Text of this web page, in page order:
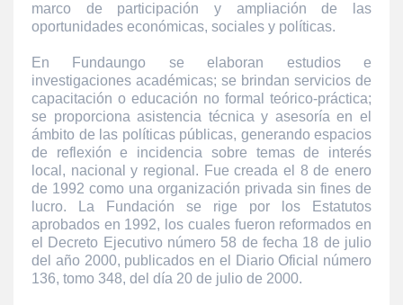
marco de participación y ampliación de las
oportunidades económicas, sociales y políticas.
En Fundaungo se elaboran estudios e
investigaciones académicas; se brindan servicios de
capacitación o educación no formal teórico-práctica;
se proporciona asistencia técnica y asesoría en el
ámbito de las políticas públicas, generando espacios
de reflexión e incidencia sobre temas de interés
local, nacional y regional. Fue creada el 8 de enero
de 1992 como una organización privada sin fines de
lucro. La Fundación se rige por los Estatutos
aprobados en 1992, los cuales fueron reformados en
el Decreto Ejecutivo número 58 de fecha 18 de julio
del año 2000, publicados en el Diario Oficial número
136, tomo 348, del día 20 de julio de 2000.